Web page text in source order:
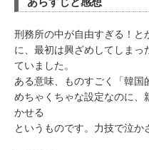
刑務所の中が自由すぎる！と
に、最初は興ざめしてしまっ
ていました。
ある意味、ものすごく「韓国
めちゃくちゃな設定なのに、
かせる
というものです。力技で泣か